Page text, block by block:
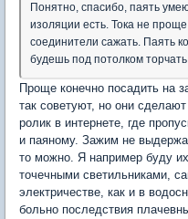
Понятно, спасибо, паять
изоляции есть. Тока не
соединители сажать. Паять
будешь под потолком
Проще конечно посадить на
так советуют, но они
ролик в интернете, где
и паяному. Зажим не
то можно. Я например буду
точечными светильниками,
электричестве, как и в
больно последствия